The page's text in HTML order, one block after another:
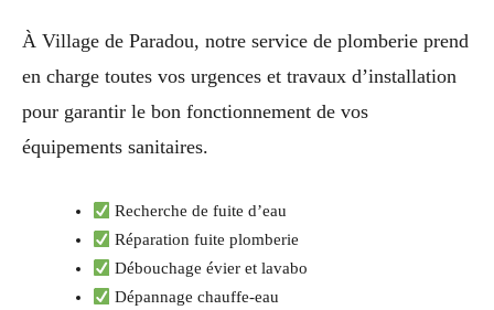
À Village de Paradou, notre service de plomberie prend
en charge toutes vos urgences et travaux d’installation
pour garantir le bon fonctionnement de vos
équipements sanitaires.
Recherche de fuite d’eau
Réparation fuite plomberie
Débouchage évier et lavabo
Dépannage chauffe-eau